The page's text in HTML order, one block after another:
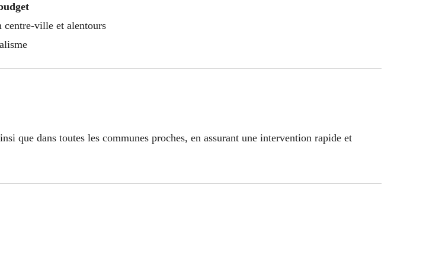
centre-ville et alentours
que dans toutes les communes proches, en assurant une intervention rapide et